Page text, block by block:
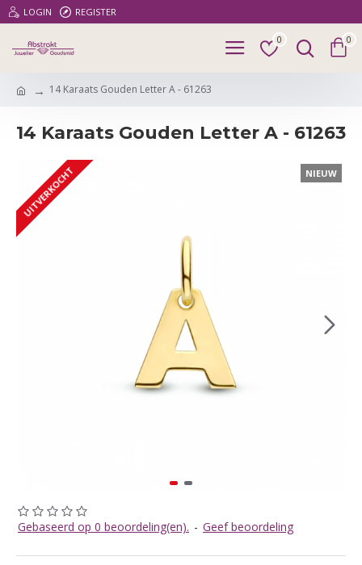
LOGIN REGISTER
0 0
14 Karaats Gouden Letter A - 61263
14 Karaats Gouden Letter A - 61263
NIEUW
UITVERKOCHT
Gebaseerd op 0 beoordeling(en). - Geef beoordeling